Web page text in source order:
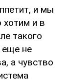
и мы
хотим и в
такого
еще не
а чувство